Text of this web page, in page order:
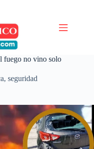
fuego no vino solo
, seguridad